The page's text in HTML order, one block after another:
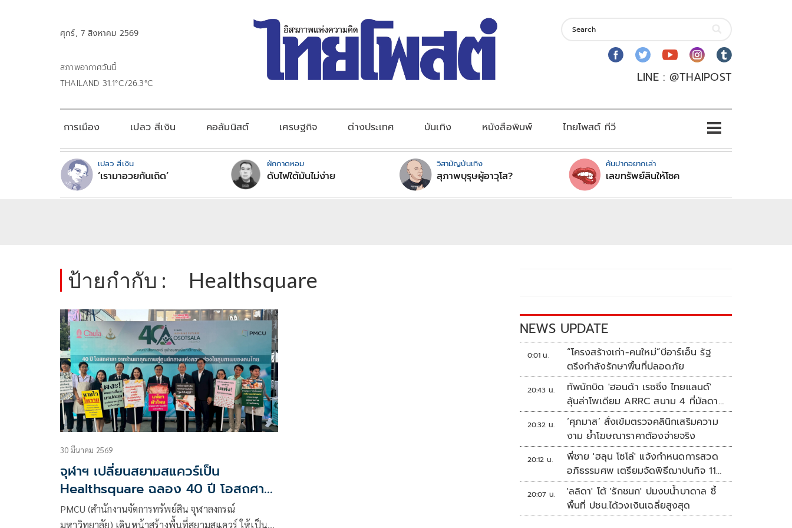
ศุกร์, 7 สิงหาคม 2569
สภาพอากาศวันนี้
THAILAND 31.1°C/26.3°C
LINE : @THAIPOST
การเมือง เปลว สีเงิน คอลัมนิสต์ เศรษฐกิจ ต่างประเทศ บันเทิง หนังสือพิมพ์ ไทยโพสต์ ทีวี
เปลว สีเงิน
‘เรามาอวยกันเถิด’
ผักกาดหอม
ดับไฟใต้มันไม่ง่าย
วิสามัญบันเทิง
สุภาพบุรุษผู้อาวุโส?
คันปากอยากเล่า
เลขทรัพย์สินให้โชค
ป้ายกำกับ : Healthsquare
30 มีนาคม 2569
จุฬาฯ เปลี่ยนสยามสแควร์เป็น
Healthsquare ฉลอง 40 ปี โอสถศาลา
ดูแลสุขภาพคนไทย
PMCU (สำนักงานจัดการทรัพย์สิน จุฬาลงกรณ์
มหาวิทยาลัย) เดินหน้าสร้างพื้นที่สยามสแควร์ ให้เป็น
NEWS UPDATE
0:01 น.
“โครงสร้างเก่า-คนใหม่”บีอาร์เอ็น รัฐ
ตรึงกำลังรักษาพื้นที่ปลอดภัย
20:43 น.
ทัพนักบิด 'ฮอนด้า เรซซิ่ง ไทยแลนด์'
ลุ้นล่าโพเดียม ARRC สนาม 4 ที่มัลดาลิ
กา
20:32 น.
‘ศุภมาส’ สั่งเข้มตรวจคลินิกเสริมความ
งาม ย้ำโฆษณาราคาต้องจ่ายจริง
20:12 น.
พี่ชาย 'ฮลุน โซโล่' แจ้งกำหนดการสวด
อภิธรรมศพ เตรียมจัดพิธีฌาปนกิจ 11
ส.ค.
20:07 น.
'ลลิดา' โต้ 'รักชนก' ปมงบน้ำบาดาล ชี้
พื้นที่ ปชน.ได้วงเงินเฉลี่ยสูงสุด